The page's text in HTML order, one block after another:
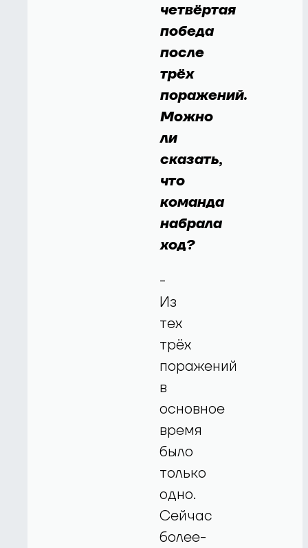
четвёртая
победа
после
трёх
поражений.
Можно
ли
сказать,
что
команда
набрала
ход?
-
Из
тех
трёх
поражений
в
основное
время
было
только
одно.
Сейчас
более-